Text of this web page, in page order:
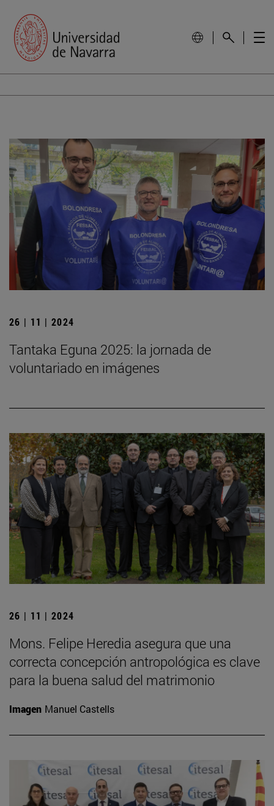
26 | 11 | 2024
Tantaka Eguna 2025: la jornada de
voluntariado en imágenes
26 | 11 | 2024
Mons. Felipe Heredia asegura que una
correcta concepción antropológica es clave
para la buena salud del matrimonio
Imagen Manuel Castells